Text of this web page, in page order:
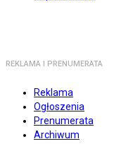
REKLAMA I PRENUMERATA
Reklama
Ogłoszenia
Prenumerata
Archiwum